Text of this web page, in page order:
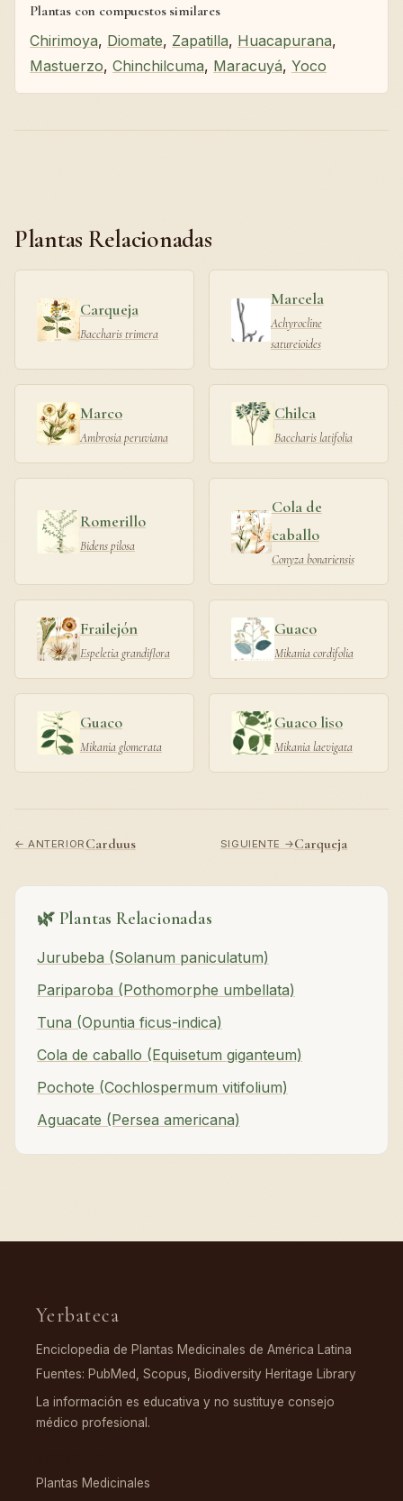
Plantas con compuestos similares
Chirimoya, Diomate, Zapatilla, Huacapurana,
Mastuerzo, Chinchilcuma, Maracuyá, Yoco
Plantas Relacionadas
Carqueja
Baccharis trimera
Marcela
Achyrocline
satureioides
Marco
Ambrosia peruviana
Chilca
Baccharis latifolia
Romerillo
Bidens pilosa
Cola de
caballo
Conyza bonariensis
Frailejón
Espeletia grandiflora
Guaco
Mikania cordifolia
Guaco
Mikania glomerata
Guaco liso
Mikania laevigata
← ANTERIORCarduus SIGUIENTE →Carqueja
🌿 Plantas Relacionadas
Jurubeba (Solanum paniculatum)
Pariparoba (Pothomorphe umbellata)
Tuna (Opuntia ficus-indica)
Cola de caballo (Equisetum giganteum)
Pochote (Cochlospermum vitifolium)
Aguacate (Persea americana)
Yerbateca
Enciclopedia de Plantas Medicinales de América Latina
Fuentes: PubMed, Scopus, Biodiversity Heritage Library
La información es educativa y no sustituye consejo
médico profesional.
Plantas Medicinales